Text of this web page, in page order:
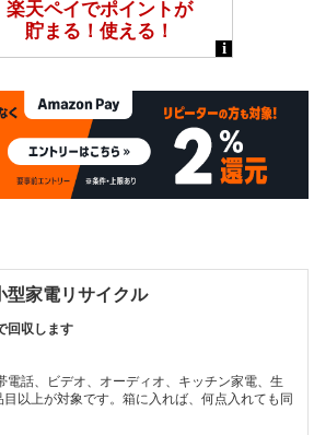
型家電リサイクル
回収します
電話、ビデオ、オーディオ、キッチン家電、生
以上が対象です。箱に入れば、何点入れても同